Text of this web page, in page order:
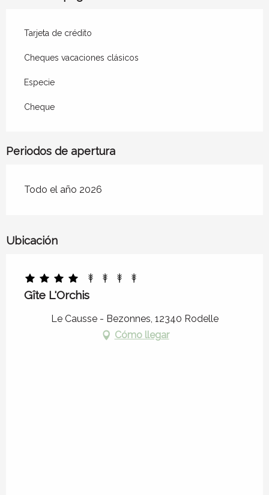
Desde12 diciembre 2026
Tarjeta de crédito
Cheques vacaciones clásicos
Especie
Cheque
Periodos de apertura
Todo el año 2026
Ubicación
Gîte L'Orchis
Le Causse - Bezonnes, 12340 Rodelle
Cómo llegar